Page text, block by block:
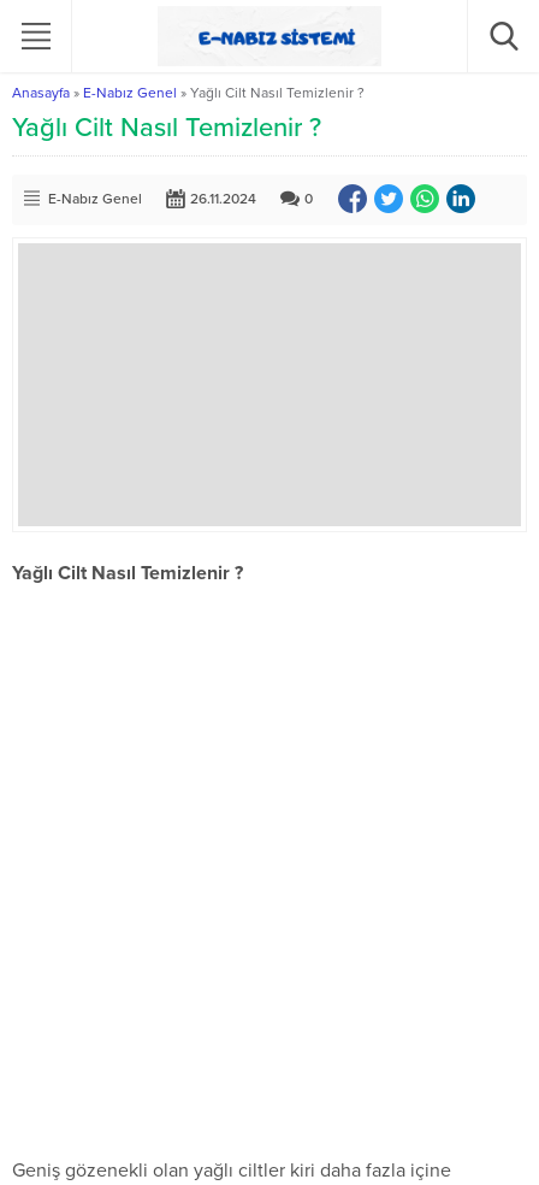
Anasayfa » E-Nabız Genel » Yağlı Cilt Nasıl Temizlenir ?
Yağlı Cilt Nasıl Temizlenir ?
E-Nabız Genel 26.11.2024 0
Yağlı Cilt Nasıl Temizlenir ?
Geniş gözenekli olan yağlı ciltler kiri daha fazla içine